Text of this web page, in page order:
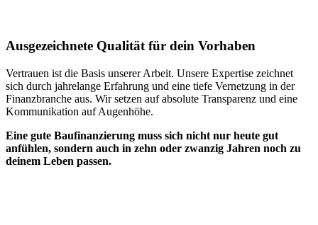
Ausgezeichnete Qualität für dein Vorhaben
Vertrauen ist die Basis unserer Arbeit. Unsere Expertise zeichnet
sich durch jahrelange Erfahrung und eine tiefe Vernetzung in der
Finanzbranche aus. Wir setzen auf absolute Transparenz und eine
Kommunikation auf Augenhöhe.
Eine gute Baufinanzierung muss sich nicht nur heute gut
anfühlen, sondern auch in zehn oder zwanzig Jahren noch zu
deinem Leben passen.